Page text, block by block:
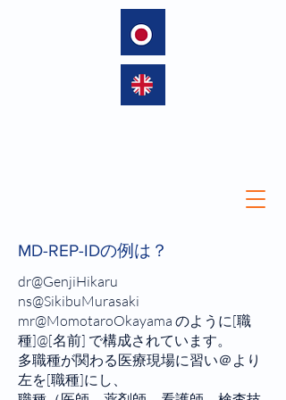
MD-REP-IDの例は？
dr@GenjiHikaru
ns@SikibuMurasaki
mr@MomotaroOkayama のように[職
種]@[名前] で構成されています。
多職種が関わる医療現場に習い＠より
左を[職種]にし、